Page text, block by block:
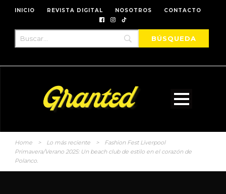
INICIO REVISTA DIGITAL NOSOTROS CONTACTO
Home > Lo más reciente >
Fashion Fest Liverpool
Primavera/Verano 2025: Un beach club de estilo en el corazón de
Polanco.